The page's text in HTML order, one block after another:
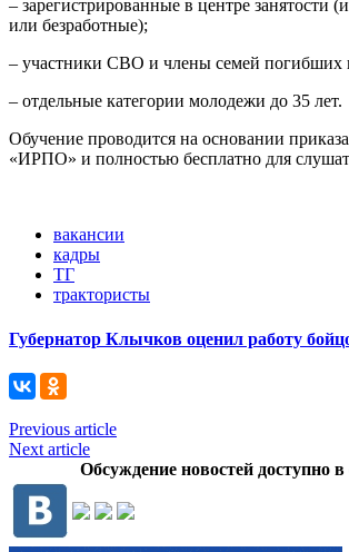
– зарегистрированные в центре занятости
или безработные);
– участники СВО и члены семей погибших
– отдельные категории молодежи до 35 лет.
Обучение проводится на основании
«ИРПО» и полностью бесплатно для
вакансии
кадры
ТГ
трактористы
Губернатор Клычков оценил работу
Previous article
Next article
Обсуждение новостей доступно в